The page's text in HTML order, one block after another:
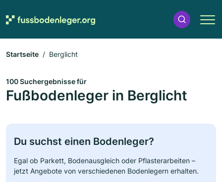
Startseite Berglicht
100 Suchergebnisse für
Fußbodenleger in Berglicht
Du suchst einen Bodenleger?
Egal ob Parkett, Bodenausgleich oder Pflasterarbeiten –
jetzt Angebote von verschiedenen Bodenlegern erhalten.